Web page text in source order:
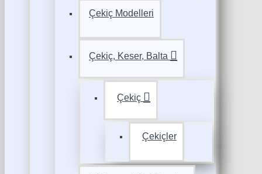
Çekiç Modelleri
Çekiç, Keser, Balta
Çekiç
Çekiçler